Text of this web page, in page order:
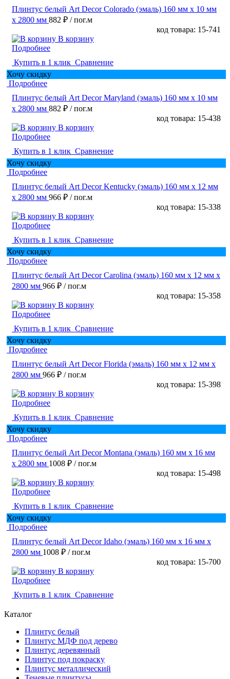
Плинтус белый Art Decor Colorado (эмаль) 160 мм х 10 мм
х 2800 мм 882 ₽ / пог.м
код товара: 15-741
В корзину
Подробнее
Купить в 1 клик Сравнение
Хочу скидку
Подробнее
Плинтус белый Art Decor Maryland (эмаль) 160 мм х 10 мм
х 2800 мм 882 ₽ / пог.м
код товара: 15-438
В корзину
Подробнее
Купить в 1 клик Сравнение
Хочу скидку
Подробнее
Плинтус белый Art Decor Kentucky (эмаль) 160 мм х 12 мм
х 2800 мм 966 ₽ / пог.м
код товара: 15-338
В корзину
Подробнее
Купить в 1 клик Сравнение
Хочу скидку
Подробнее
Плинтус белый Art Decor Carolina (эмаль) 160 мм х 12 мм х
2800 мм 966 ₽ / пог.м
код товара: 15-358
В корзину
Подробнее
Купить в 1 клик Сравнение
Хочу скидку
Подробнее
Плинтус белый Art Decor Florida (эмаль) 160 мм х 12 мм х
2800 мм 966 ₽ / пог.м
код товара: 15-398
В корзину
Подробнее
Купить в 1 клик Сравнение
Хочу скидку
Подробнее
Плинтус белый Art Decor Montana (эмаль) 160 мм х 16 мм
х 2800 мм 1008 ₽ / пог.м
код товара: 15-498
В корзину
Подробнее
Купить в 1 клик Сравнение
Хочу скидку
Подробнее
Плинтус белый Art Decor Idaho (эмаль) 160 мм х 16 мм х
2800 мм 1008 ₽ / пог.м
код товара: 15-700
В корзину
Подробнее
Купить в 1 клик Сравнение
Каталог
Плинтус белый
Плинтус МДФ под дерево
Плинтус деревянный
Плинтус под покраску
Плинтус металлический